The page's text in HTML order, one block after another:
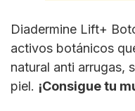
Diadermine Lift+
activos botánicos
natural anti arrugas,
piel. ¡Consigue tu